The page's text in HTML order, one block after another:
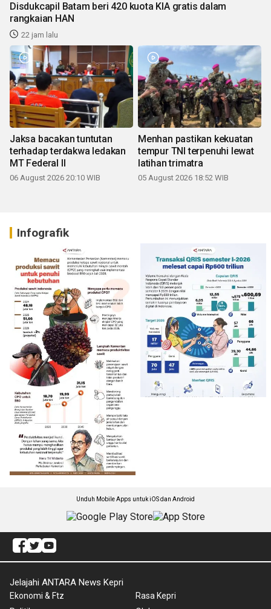
Disdukcapil Batam beri 420 kuota KIA gratis dalam
rangkaian HAN
22 jam lalu
Jaksa bacakan tuntutan
terhadap terdakwa ledakan
MT Federal II
06 August 2026 20:10 WIB
Menhan pastikan kekuatan
tempur TNI terpenuhi lewat
latihan trimatra
05 August 2026 18:52 WIB
Infografik
Unduh Mobile Apps untuk iOS dan Android
Jelajahi ANTARA News Kepri
Ekonomi & Ftz
Rasa Kepri